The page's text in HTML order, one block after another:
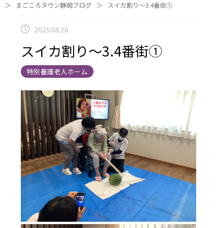
＞
まごころタウン静岡ブログ ＞ スイカ割り～3.4番街①
2025.08.28
スイカ割り～3.4番街①
特別養護老人ホーム